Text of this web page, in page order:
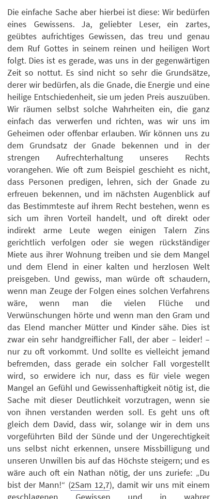
Die einfache Sache aber hierbei ist diese: Wir bedürfen
eines Gewissens. Ja, geliebter Leser, ein zartes,
geübtes aufrichtiges Gewissen, das treu und genau
dem Ruf Gottes in seinem reinen und heiligen Wort
folgt. Dies ist es gerade, was uns in der gegenwärtigen
Zeit so nottut. Es sind nicht so sehr die Grundsätze,
derer wir bedürfen, als die Gnade, die Energie und eine
heilige Entschiedenheit, sie um jeden Preis auszuüben.
Wir räumen selbst solche Wahrheiten ein, die ganz
einfach das verwerfen und richten, was wir uns im
Geheimen oder offenbar erlauben. Wir können uns zu
dem Grundsatz der Gnade bekennen und in der
strengen Aufrechterhaltung unseres Rechts
vorangehen. Wie oft zum Beispiel geschieht es nicht,
dass Personen predigen, lehren, sich der Gnade zu
erfreuen bekennen, und im nächsten Augenblick auf
das Bestimmteste auf ihrem Recht bestehen, wenn es
sich um ihren Vorteil handelt, und oft direkt oder
indirekt arme Leute wegen einigen Talern Zins
gerichtlich verfolgen oder sie wegen rückständiger
Miete aus ihrer Wohnung treiben und sie dem Mangel
und dem Elend in einer kalten und herzlosen Welt
preisgeben. Und gewiss, man würde oft schaudern,
wenn man Zeuge der Folgen eines solchen Verfahrens
wäre, wenn man die vielen Flüche und
Verwünschungen hörte und wenn man den Gram und
das Elend mancher Mütter und Kinder sähe. Dies ist
zwar ein sehr handgreiflicher Fall, der aber – leider! –
nur zu oft vorkommt. Und sollte es vielleicht jemand
befremden, dass gerade ein solcher Fall vorgestellt
wird, so erwidere ich nur, dass es für viele wegen
Mangel an Gefühl und Gewissenhaftigkeit nötig ist, die
Sache mit dieser Deutlichkeit vorzutragen, wenn sie
von ihnen verstanden werden soll. Es geht uns oft
gleich dem David, dass wir, solange wir in dem uns
vorgeführten Bild der Sünde und der Ungerechtigkeit
uns selbst nicht erkennen, unsere Missbilligung und
unseren Unwillen bis auf das Höchste steigern; und es
wäre auch oft ein Nathan nötig, der uns zuriefe: „Du
bist der Mann!“ (2Sam 12,7), damit wir uns mit einem